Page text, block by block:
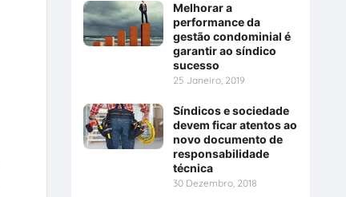
Melhorar a
performance da
gestão condominial é
garantir ao síndico
sucesso
25 Janeiro, 2019
Síndicos e sociedade
devem ficar atentos ao
novo documento de
responsabilidade
técnica
30 Dezembro, 2018